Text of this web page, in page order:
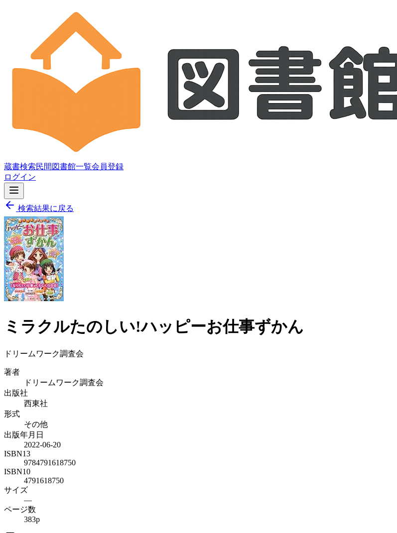
蔵書検索民間図書館一覧会員登録
ログイン
検索結果に戻る
ミラクルたのしい!ハッピーお仕事ずかん
ドリームワーク調査会
著者
ドリームワーク調査会
出版社
西東社
形式
その他
出版年月日
2022-06-20
ISBN13
9784791618750
ISBN10
4791618750
サイズ
—
ページ数
383p